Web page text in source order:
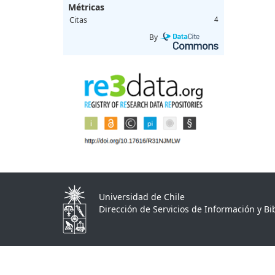
Métricas
Citas 4
By
Universidad de Chile
Dirección de Servicios de Información y